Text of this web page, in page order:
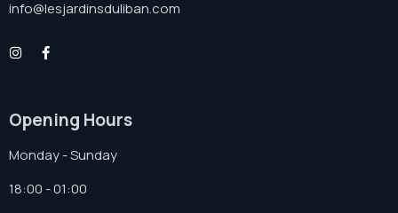
info@lesjardinsduliban.com
Opening Hours
Monday - Sunday
18:00 - 01:00